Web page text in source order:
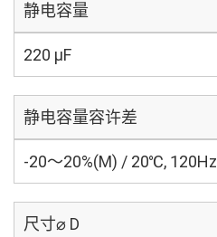
静电容量
220 µF
静电容量容许差
-20～20%(M) / 20℃, 120Hz
尺寸⌀ D